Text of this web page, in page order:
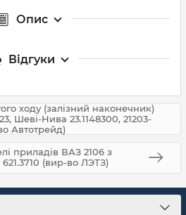
Опис
Відгуки
ходу (залізний наконечник)
Шеві-Нива 23.1148300, 21203-
Автотрейд)
приладів ВАЗ 2106 з
(вир-во ЛЭТЗ)